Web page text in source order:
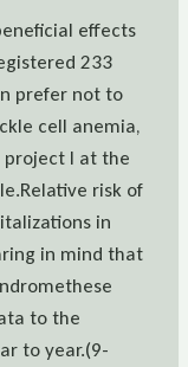
effects
233
prefer not to
cell anemia,
l at the
risk of
in
in mind that
to the
to year.(9-